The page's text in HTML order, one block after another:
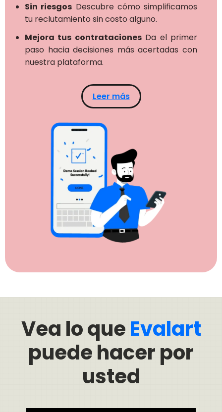
Sin riesgos Descubre cómo simplificamos
tu reclutamiento sin costo alguno.
Mejora tus contratacionesDa el primer
paso hacia decisiones más acertadas con
nuestra plataforma.
Leer más
Vea lo queEvalart
puede hacer por
usted